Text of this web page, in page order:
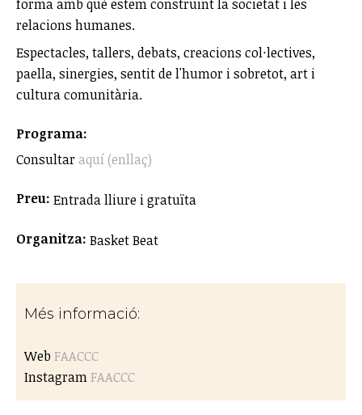
forma amb què estem construint la societat i les
relacions humanes.
Espectacles, tallers, debats, creacions col·lectives,
paella, sinergies, sentit de l'humor i sobretot, art i
cultura comunitària.
Programa:
Consultar aquí (enllaç)
Preu: Entrada lliure i gratuïta
Organitza: Basket Beat
Més informació:
WebFAACCC
InstagramFAACCC